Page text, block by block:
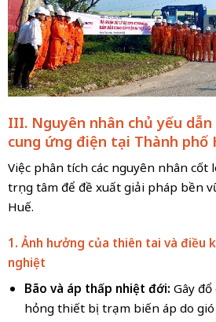
III. Nguyên nhân chủ yếu
cung ứng điện tại Thành phố
Việc phân tích các nguyên nhân cốt
trọng tâm để đề xuất giải pháp bền
Huế.
1. Ảnh hưởng của thiên tai và điều
nghiệt
Bão và áp thấp nhiệt đới: Gây
hỏng thiết bị trạm biến áp do gió